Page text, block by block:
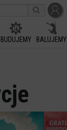
BUDUJEMY BALUJEMY